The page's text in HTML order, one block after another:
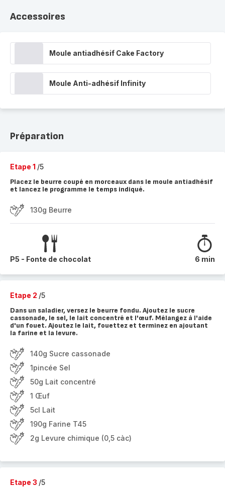
Accessoires
Moule antiadhésif Cake Factory
Moule Anti-adhésif Infinity
Préparation
Etape 1 /5
Placez le beurre coupé en morceaux dans le moule antiadhésif
et lancez le programme le temps indiqué.
130g Beurre
P5 - Fonte de chocolat 6 min
Etape 2 /5
Dans un saladier, versez le beurre fondu. Ajoutez le sucre
cassonade, le sel, le lait concentré et l'œuf. Mélangez à l'aide
d'un fouet. Ajoutez le lait, fouettez et terminez en ajoutant
la farine et la levure.
140g Sucre cassonade
1pincée Sel
50g Lait concentré
1 Œuf
5cl Lait
190g Farine T45
2g Levure chimique (0,5 càc)
Etape 3 /5